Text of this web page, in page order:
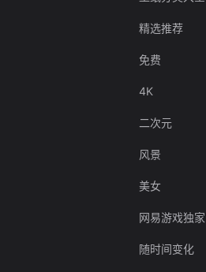
精选推荐
免费
4K
二次元
风景
美女
网易游戏独家
随时间变化